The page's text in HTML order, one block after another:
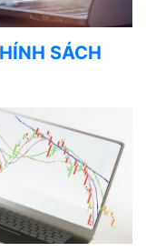
SÁCH